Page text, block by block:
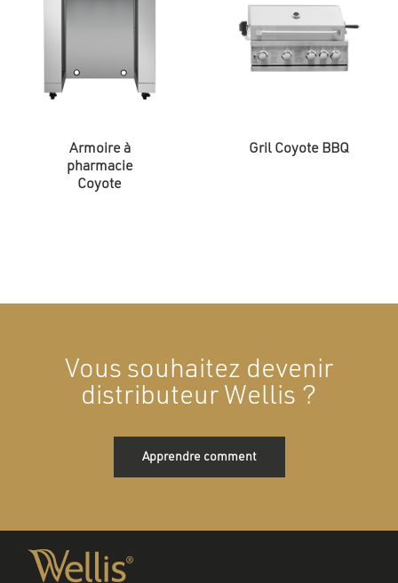
Armoire à
pharmacie
Coyote
Gril Coyote BBQ
Vous souhaitez devenir
distributeur Wellis ?
Apprendre comment